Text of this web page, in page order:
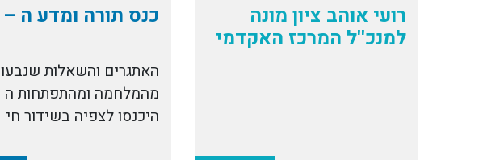
רועי אוהב ציון מונה
למנכ''ל המרכז האקדמי
לב
כנס תורה ומדע ה – 31
האתגרים והשאלות שנבעו
היכנסו לצפיה בשידור חי